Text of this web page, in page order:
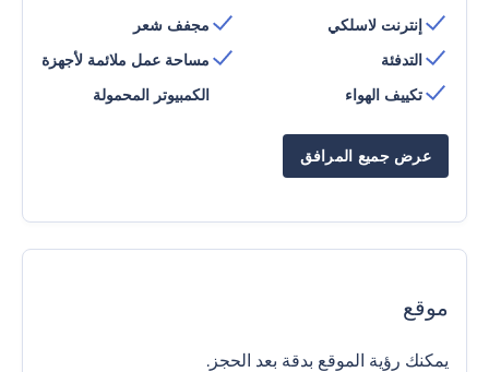
إنترنت لاسلكي
التدفئة
تكييف الهواء
مجفف شعر
مساحة عمل ملائمة لأجهزة
الكمبيوتر المحمولة
عرض جميع المرافق
موقع
يمكنك رؤية الموقع بدقة بعد الحجز.